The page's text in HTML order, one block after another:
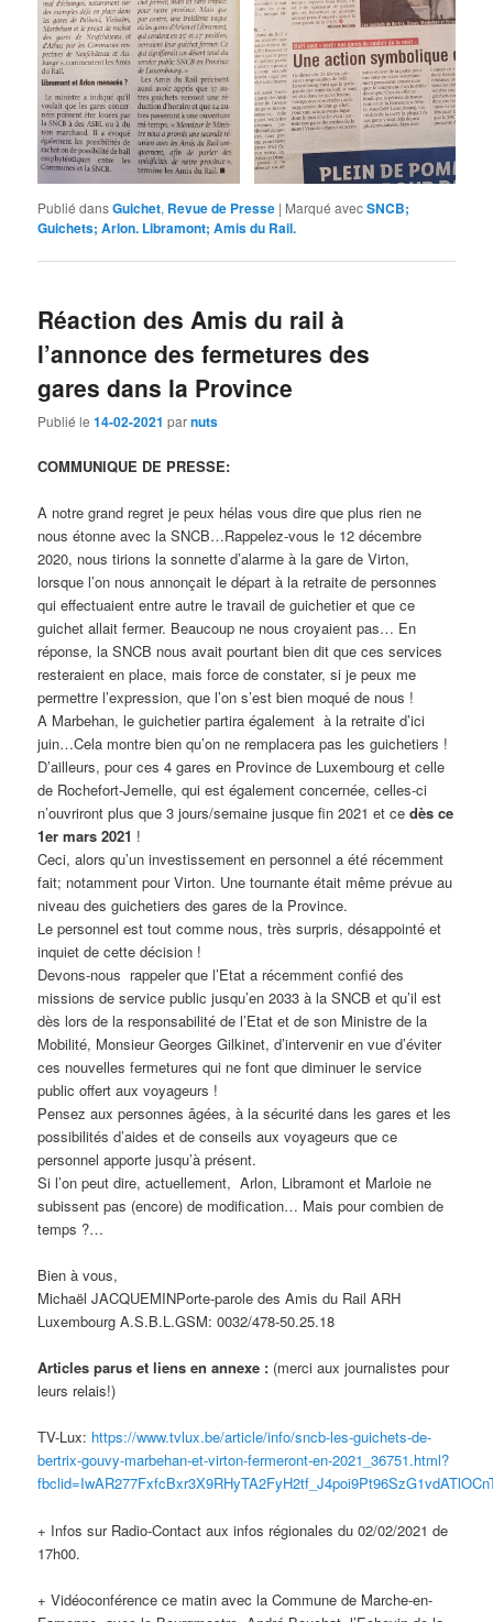
Publié dansGuichet, Revue de Presse | Marqué avecSNCB;
Guichets; Arlon. Libramont; Amis du Rail.
Réaction des Amis du rail à
l’annonce des fermetures des
gares dans la Province
Publié le14-02-2021 parnuts
COMMUNIQUE DE PRESSE:
A notre grand regret je peux hélas vous dire que plus rien ne
nous étonne avec la SNCB…Rappelez-vous le 12 décembre
2020, nous tirions la sonnette d’alarme à la gare de Virton,
lorsque l’on nous annonçait le départ à la retraite de personnes
qui effectuaient entre autre le travail de guichetier et que ce
guichet allait fermer. Beaucoup ne nous croyaient pas… En
réponse, la SNCB nous avait pourtant bien dit que ces services
resteraient en place, mais force de constater, si je peux me
permettre l’expression, que l’on s’est bien moqué de nous !
A Marbehan, le guichetier partira également à la retraite d’ici
juin…Cela montre bien qu’on ne remplacera pas les guichetiers !
D’ailleurs, pour ces 4 gares en Province de Luxembourg et celle
de Rochefort-Jemelle, qui est également concernée, celles-ci
n’ouvriront plus que 3 jours/semaine jusque fin 2021 et cedès ce
1er mars 2021 !
Ceci, alors qu’un investissement en personnel a été récemment
fait; notamment pour Virton. Une tournante était même prévue au
niveau des guichetiers des gares de la Province.
Le personnel est tout comme nous, très surpris, désappointé et
inquiet de cette décision !
Devons-nous rappeler que l’Etat a récemment confié des
missions de service public jusqu’en 2033 à la SNCB et qu’il est
dès lors de la responsabilité de l’Etat et de son Ministre de la
Mobilité, Monsieur Georges Gilkinet, d’intervenir en vue d’éviter
ces nouvelles fermetures qui ne font que diminuer le service
public offert aux voyageurs !
Pensez aux personnes âgées, à la sécurité dans les gares et les
possibilités d’aides et de conseils aux voyageurs que ce
personnel apporte jusqu’à présent.
Si l’on peut dire, actuellement, Arlon, Libramont et Marloie ne
subissent pas (encore) de modification… Mais pour combien de
temps ?…
Bien à vous,
Michaël JACQUEMINPorte-parole des Amis du Rail ARH
Luxembourg A.S.B.L.GSM: 0032/478-50.25.18
Articles parus et liens en annexe : (merci aux journalistes pour
leurs relais!)
TV-Lux: https://www.tvlux.be/article/info/sncb-les-guichets-de-
bertrix-gouvy-marbehan-et-virton-fermeront-en-2021_36751.html?
+ Infos sur Radio-Contact aux infos régionales du 02/02/2021 de
17h00.
+ Vidéoconférence ce matin avec la Commune de Marche-en-